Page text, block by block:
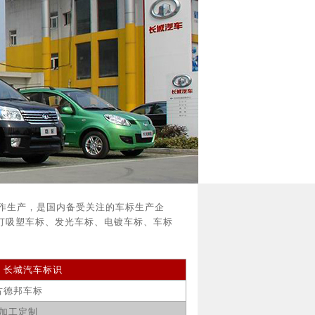
生产，是国内备受关注的车标生产企
塑车标、发光车标、电镀车标、车标
长城汽车标识
德邦车标
工定制